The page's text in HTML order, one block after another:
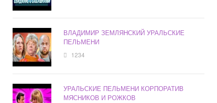
ВЛАДИМИР ЗЕМЛЯНСКИЙ УРАЛЬСКИЕ
ПЕЛЬМЕНИ
1234
УРАЛЬСКИЕ ПЕЛЬМЕНИ КОРПОРАТИВ
МЯСНИКОВ И РОЖКОВ